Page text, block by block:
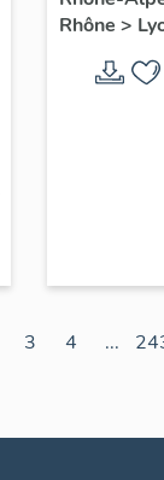
Lyon
Rhône >
3 4 ...